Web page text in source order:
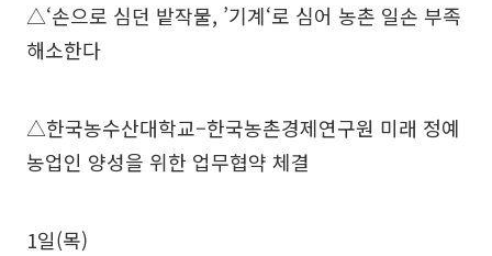
△‘손으로 심던 밭작물, ’기계‘로 심어 농촌 일손 부족
해소한다
△한국농수산대학교–한국농촌경제연구원 미래 정예
농업인 양성을 위한 업무협약 체결
1일(목)